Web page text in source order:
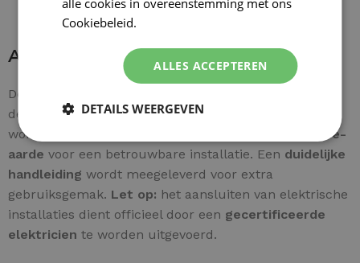
Aansluiten thermostaat
De bedrading is rechtstreeks aan te sluiten achter op
de thermostaat. De groene/geel draad van de mat
wordt rechtstreeks verbonden met de
huisinstallatie-
aarde voor een betrouwbare installatie. Een duidelijke
handleiding wordt meegeleverd voor extra
gebruiksgemak. Let op: het aansluiten van elektrische
installaties dient officieel door een gecertificeerde
elektricien te worden uitgevoerd.
alle cookies in overeenstemming met ons
Cookiebeleid.
ALLES ACCEPTEREN
DETAILS WEERGEVEN